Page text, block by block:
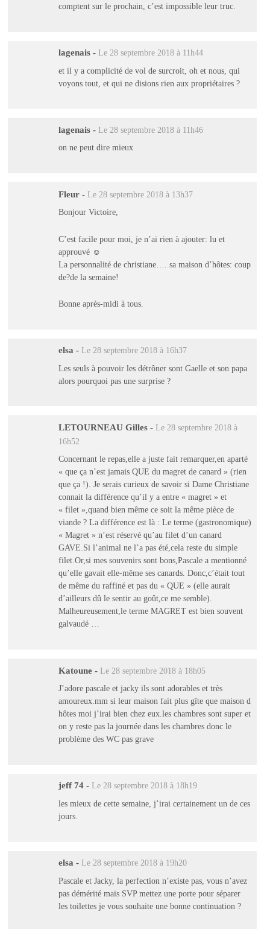
comptent sur le prochain, c’est impossible leur truc.
lagenais - Le 28 septembre 2018 à 11h44
et il y a complicité de vol de surcroit, oh et nous, qui
voyons tout, et qui ne disions rien aux propriétaires ?
lagenais - Le 28 septembre 2018 à 11h46
on ne peut dire mieux
Fleur - Le 28 septembre 2018 à 13h37
Bonjour Victoire,
C’est facile pour moi, je n’ai rien à ajouter: lu et
approuvé ☺️
La personnalité de christiane…. sa maison d’hôtes: coup
de?de la semaine!
Bonne après-midi à tous.
elsa - Le 28 septembre 2018 à 16h37
Les seuls à pouvoir les détrôner sont Gaelle et son papa
alors pourquoi pas une surprise ?
LETOURNEAU Gilles - Le 28 septembre 2018 à
16h52
Concernant le repas,elle a juste fait remarquer,en aparté
« que ça n’est jamais QUE du magret de canard » (rien
que ça !). Je serais curieux de savoir si Dame Christiane
connait la différence qu’il y a entre « magret » et
« filet »,quand bien même ce soit la même pièce de
viande ? La différence est là : Le terme (gastronomique)
« Magret » n’est réservé qu’au filet d’un canard
GAVE.Si l’animal ne l’a pas été,cela reste du simple
filet.Or,si mes souvenirs sont bons,Pascale a mentionné
qu’elle gavait elle-même ses canards. Donc,c’était tout
de même du raffiné et pas du « QUE » (elle aurait
d’ailleurs dû le sentir au goût,ce me semble).
Malheureusement,le terme MAGRET est bien souvent
galvaudé …
Katoune - Le 28 septembre 2018 à 18h05
J’adore pascale et jacky ils sont adorables et très
amoureux.mm si leur maison fait plus gîte que maison d
hôtes moi j’irai bien chez eux.les chambres sont super et
on y reste pas la journée dans les chambres donc le
problème des WC pas grave
jeff 74 - Le 28 septembre 2018 à 18h19
les mieux de cette semaine, j’irai certainement un de ces
jours.
elsa - Le 28 septembre 2018 à 19h20
Pascale et Jacky, la perfection n’existe pas, vous n’avez
pas démérité mais SVP mettez une porte pour séparer
les toilettes je vous souhaite une bonne continuation ?